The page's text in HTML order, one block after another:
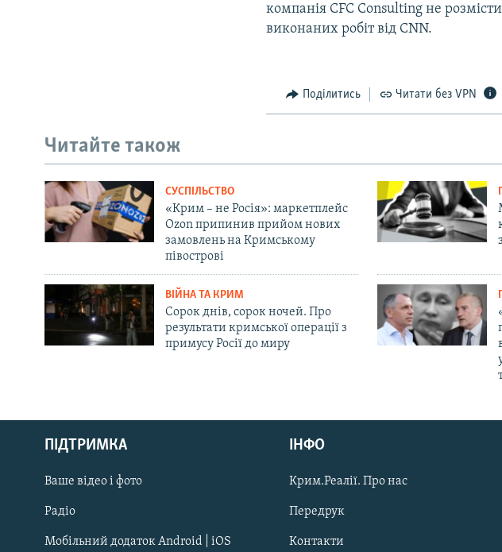
Русский
Qırımtatar
ДОЛУЧАЙСЯ!
компанія CFC Consulting не
виконаних робіт від CNN.
Поділитись Читати без VPN
Читайте також
СУСПІЛЬСТВО
«Крим – не Росія»: маркетплейс
Ozon припинив прийом нових
замовлень на Кримському
півострові
ВІЙНА ТА КРИМ
Сорок днів, сорок ночей. Про
результати кримської операції з
примусу Росії до миру
ПІДТРИМКА
Ваше відео і фото
Радіо
Мобільний додаток Android | iOS
ІНФО
Крим.Реалії. Про нас
Передрук
Контакти